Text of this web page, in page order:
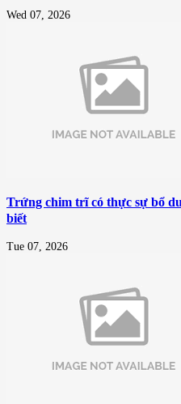
Wed 07, 2026
Trứng chim trĩ có thực sự bổ
biết
Tue 07, 2026